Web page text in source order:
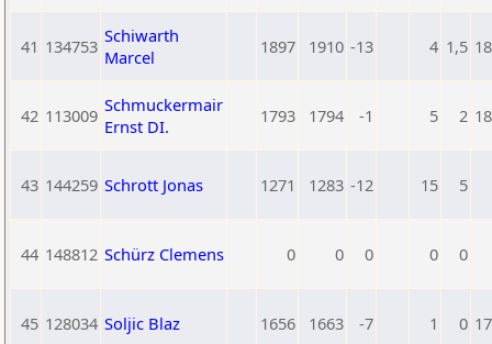
41 134753 Schiwarth
Marcel
1897 1910 -13 4 1,5
42 113009 Schmuckermair
Ernst DI.
1793 1794 -1 5 2
43 144259 Schrott Jonas 1271 1283 -12 15 5
44 148812 Schürz Clemens 0 0 0 0 0
45 128034 Soljic Blaz 1656 1663 -7 1 0